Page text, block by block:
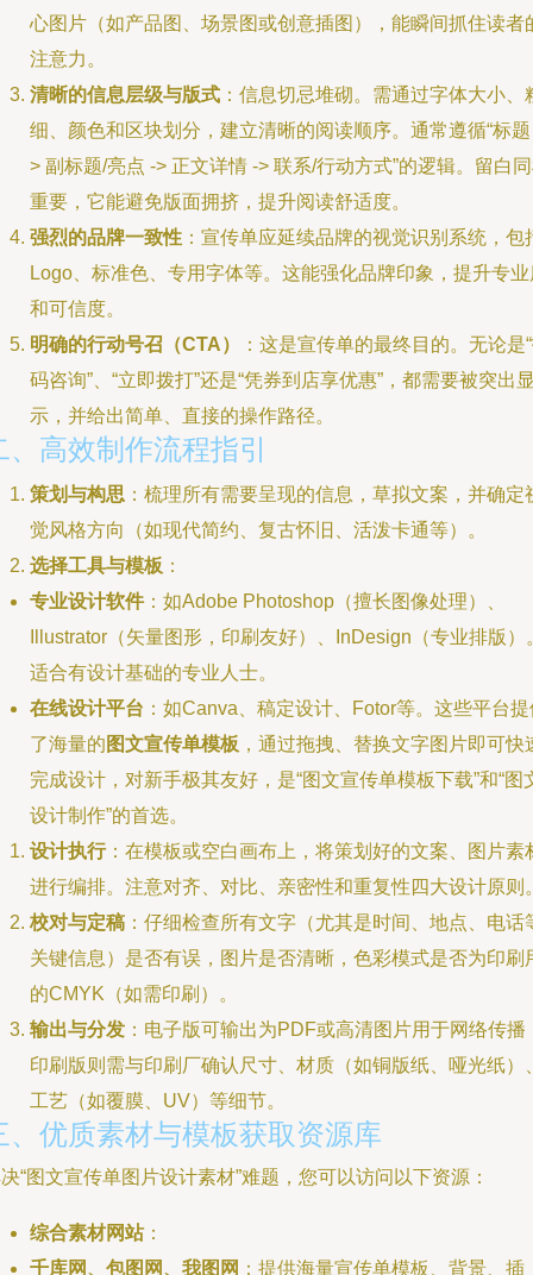
心图片（如产品图、场景图或创意插图），能瞬间抓住读者
注意力。
清晰的信息层级与版式 ：信息切忌堆砌。需通过字体大小、
细、颜色和区块划分，建立清晰的阅读顺序。通常遵循“标题
> 副标题/亮点 -> 正文详情 -> 联系/行动方式”的逻辑。留白
重要，它能避免版面拥挤，提升阅读舒适度。
强烈的品牌一致性 ：宣传单应延续品牌的视觉识别系统，包
Logo、标准色、专用字体等。这能强化品牌印象，提升专业
和可信度。
明确的行动号召（CTA）
：这是宣传单的最终目的。无论是
码咨询”、“立即拨打”还是“凭券到店享优惠”，都需要被突出
示，并给出简单、直接的操作路径。
、高效制作流程指引
策划与构思 ：梳理所有需要呈现的信息，草拟文案，并确定
觉风格方向（如现代简约、复古怀旧、活泼卡通等）。
选择工具与模板 ：
专业设计软件：如Adobe Photoshop（擅长图像处理）、
Illustrator（矢量图形，印刷友好）、InDesign（专业排版）
适合有设计基础的专业人士。
在线设计平台 ：如Canva、稿定设计、Fotor等。这些平台
了海量的 图文宣传单模板 ，通过拖拽、替换文字图片即可快
完成设计，对新手极其友好，是“图文宣传单模板下载”和“图
设计制作”的首选。
设计执行：在模板或空白画布上，将策划好的文案、图片素
进行编排。注意对齐、对比、亲密性和重复性四大设计原则
校对与定稿 ：仔细检查所有文字（尤其是时间、地点、电话
关键信息）是否有误，图片是否清晰，色彩模式是否为印刷
的CMYK（如需印刷）。
输出与分发 ：电子版可输出为PDF或高清图片用于网络传播
印刷版则需与印刷厂确认尺寸、材质（如铜版纸、哑光纸）
工艺（如覆膜、UV）等细节。
、优质素材与模板获取资源库
“图文宣传单图片设计素材”难题，您可以访问以下资源：
综合素材网站：
千库网、包图网、我图网 ：提供海量宣传单模板、背景、插